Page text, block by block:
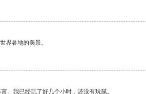
界各地的美景。
。我已经玩了好几个小时，还没有玩腻。